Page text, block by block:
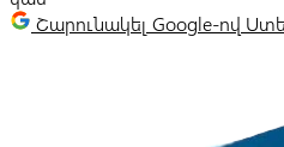
Շարունակել Google-ով